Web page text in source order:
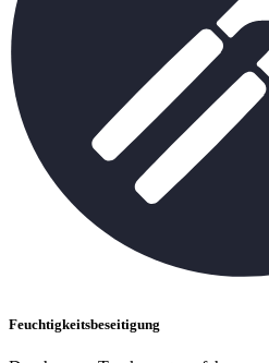
Feuchtigkeitsbeseitigung